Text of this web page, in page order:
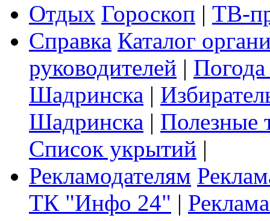
Отдых Гороскоп | ТВ-
Справка Каталог
руководителей |
Шадринска |
Шадринска | Полезные
Список укрытий |
Рекламодателям
ТК "Инфо 24" |